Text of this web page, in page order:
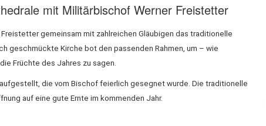
mit Militärbischof Werner Freistetter
gemeinsam mit zahlreichen Gläubigen das traditionelle
geschmückte Kirche bot den passenden Rahmen, um – wie
Früchte des Jahres zu sagen.
die vom Bischof feierlich gesegnet wurde. Die traditionelle
auf eine gute Ernte im kommenden Jahr.